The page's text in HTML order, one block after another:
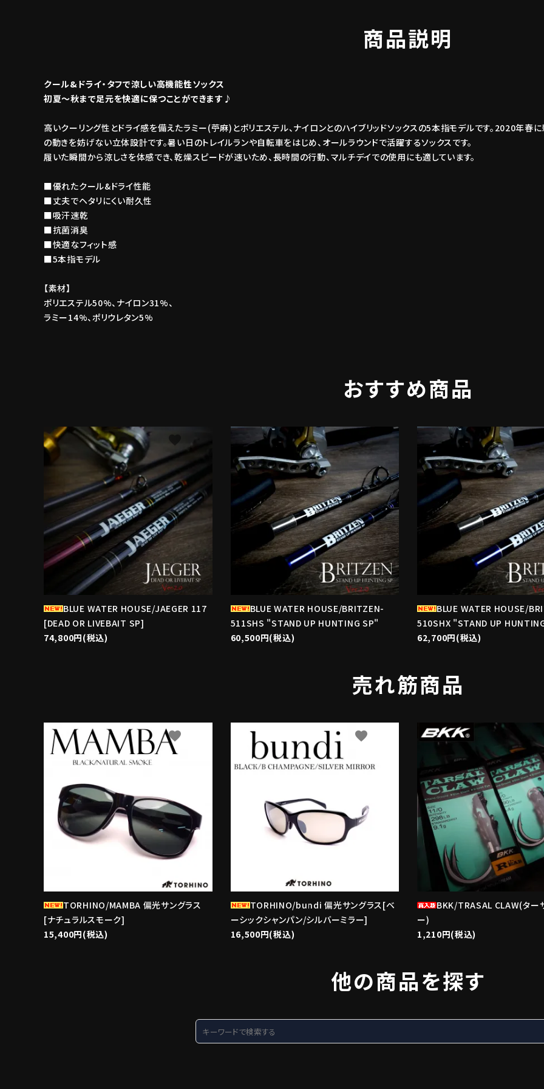
商品説明
クール&ドライ・タフで涼しい高機能性ソックス
初夏～秋まで足元を快適に保つことができます♪
高いクーリング性とドライ感を備えたラミー(苧麻)とポリエステル、ナイロンとのハイブリッドソックスの5本指モデルです。2020年春
の動きを妨げない立体設計です。暑い日のトレイルランや自転車をはじめ、オールラウンドで活躍するソックスです。
履いた瞬間から涼しさを体感でき、乾燥スピードが速いため、長時間の行動、マルチデイでの使用にも適しています。
■優れたクール&ドライ性能
■丈夫でヘタリにくい耐久性
■吸汗速乾
■抗菌消臭
■快適なフィット感
■5本指モデル
【素材】
ポリエステル50%、ナイロン31%、
ラミー14%、ポリウレタン5%
おすすめ商品
BLUE WATER HOUSE/JAEGER 117
[DEAD OR LIVEBAIT SP]
74,800円(税込)
favorite
BLUE WATER HOUSE/BRITZEN-
511SHS "STAND UP HUNTING SP"
60,500円(税込)
favorite
BLUE WATER HOUSE/
510SHX "STAND UP
62,700円(税込)
売れ筋商品
TORHINO/MAMBA 偏光サングラス
[ナチュラルスモーク]
15,400円(税込)
favorite
TORHINO/bundi 偏光サングラス[ベ
ーシックシャンパン/シルバーミラー]
16,500円(税込)
favorite
BKK/TRASAL CLAW(ター
ー)
1,210円(税込)
他の商品を探す